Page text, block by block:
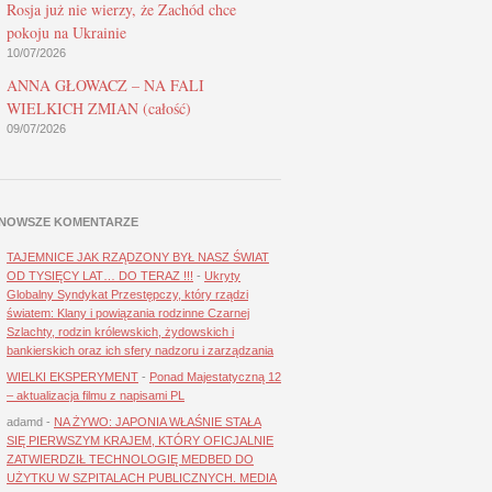
Rosja już nie wierzy, że Zachód chce
pokoju na Ukrainie
10/07/2026
ANNA GŁOWACZ – NA FALI
WIELKICH ZMIAN (całość)
09/07/2026
KOMENTARZE
TAJEMNICE JAK RZĄDZONY BYŁ NASZ ŚWIAT
OD TYSIĘCY LAT… DO TERAZ !!! - Ukryty
Globalny Syndykat Przestępczy, który rządzi
światem: Klany i powiązania rodzinne Czarnej
Szlachty, rodzin królewskich, żydowskich i
bankierskich oraz ich sfery nadzoru i zarządzania
WIELKI EKSPERYMENT - Ponad Majestatyczną 12
– aktualizacja filmu z napisami PL
adamd - NA ŻYWO: JAPONIA WŁAŚNIE STAŁA
SIĘ PIERWSZYM KRAJEM, KTÓRY OFICJALNIE
ZATWIERDZIŁ TECHNOLOGIĘ MEDBED DO
UŻYTKU W SZPITALACH PUBLICZNYCH. MEDIA